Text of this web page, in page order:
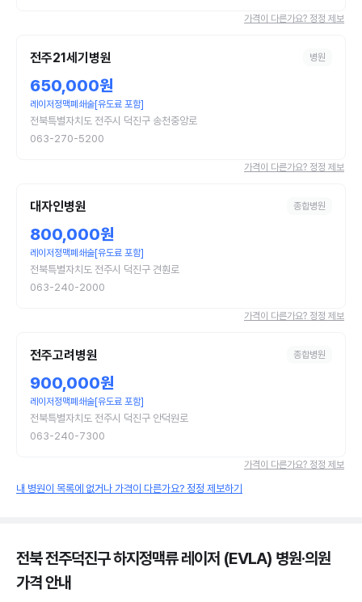
가격이 다른가요? 정정 제보
전주21세기병원 병원
650,000원
레이저정맥폐쇄술[유도료 포함]
전북특별자치도 전주시 덕진구 송천중앙로
063-270-5200
가격이 다른가요? 정정 제보
대자인병원 종합병원
800,000원
레이저정맥폐쇄술[유도료 포함]
전북특별자치도 전주시 덕진구 견훤로
063-240-2000
가격이 다른가요? 정정 제보
전주고려병원 종합병원
900,000원
레이저정맥폐쇄술[유도료 포함]
전북특별자치도 전주시 덕진구 안덕원로
063-240-7300
가격이 다른가요? 정정 제보
내 병원이 목록에 없거나 가격이 다른가요? 정정 제보하기
전북 전주덕진구 하지정맥류 레이저 (EVLA) 병원·의원
가격 안내